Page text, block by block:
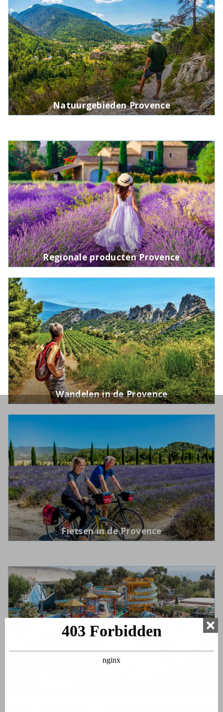
Natuurgebieden Provence
Regionale producten Provence
Wandelen in de Provence
Fietsen in de Provence